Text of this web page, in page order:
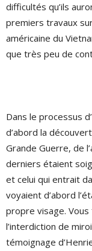
difficultés qu’ils
premiers travaux
américaine du
que très peu de
Dans le processus
d’abord la
Grande Guerre, de
derniers étaient
et celui qui entrait
voyaient d’abord
propre visage.
l’interdiction de
témoignage